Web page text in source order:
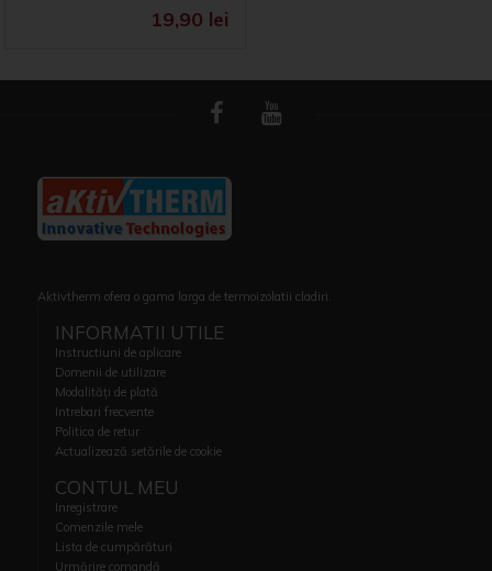
19,90 lei
Aktivtherm ofera o gama larga de termoizolatii cladiri.
INFORMATII UTILE
Instructiuni de aplicare
Domenii de utilizare
Modalități de plată
Intrebari frecvente
Politica de retur
Actualizează setările de cookie
CONTUL MEU
Inregistrare
Comenzile mele
Lista de cumpărături
Urmărire comandă